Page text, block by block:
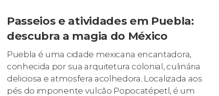
Passeios e atividades em Puebla:
descubra a magia do México
Puebla é uma cidade mexicana encantadora,
conhecida por sua arquitetura colonial, culinária
deliciosa e atmosfera acolhedora. Localizada aos
pés do imponente vulcão Popocatépetl, é um